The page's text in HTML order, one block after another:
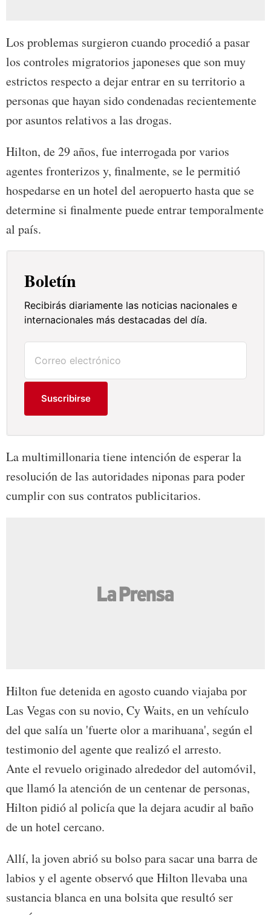
Los problemas surgieron cuando procedió a pasar
los controles migratorios japoneses que son muy
estrictos respecto a dejar entrar en su territorio a
personas que hayan sido condenadas recientemente
por asuntos relativos a las drogas.
Hilton, de 29 años, fue interrogada por varios
agentes fronterizos y, finalmente, se le permitió
hospedarse en un hotel del aeropuerto hasta que se
determine si finalmente puede entrar temporalmente
al país.
Boletín
Recibirás diariamente las noticias nacionales e
internacionales más destacadas del día.
Suscribirse
La multimillonaria tiene intención de esperar la
resolución de las autoridades niponas para poder
cumplir con sus contratos publicitarios.
Hilton fue detenida en agosto cuando viajaba por
Las Vegas con su novio, Cy Waits, en un vehículo
del que salía un 'fuerte olor a marihuana', según el
testimonio del agente que realizó el arresto.
Ante el revuelo originado alrededor del automóvil,
que llamó la atención de un centenar de personas,
Hilton pidió al policía que la dejara acudir al baño
de un hotel cercano.
Allí, la joven abrió su bolso para sacar una barra de
labios y el agente observó que Hilton llevaba una
sustancia blanca en una bolsita que resultó ser